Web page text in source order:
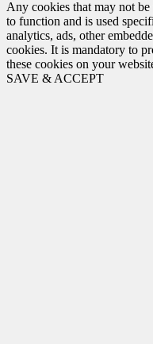
Any cookies that may not
to function and is used
analytics, ads, other
cookies. It is mandatory to
these cookies on your
SAVE & ACCEPT